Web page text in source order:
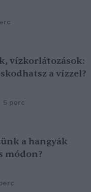
vízkorlátozások:
a vízzel?
5 perc
a hangyák
módon?